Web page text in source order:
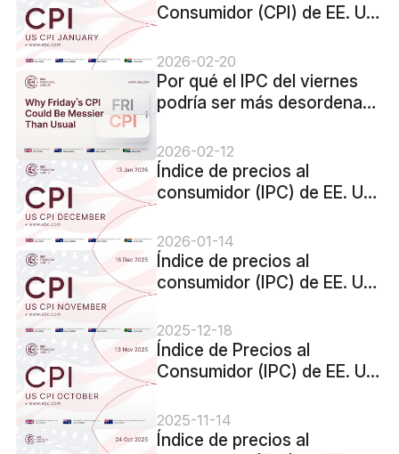
Consumidor (CPI) de EE. UU.
Anterior: 2.7% Previsión:
2.5%
2026-02-20
Por qué el IPC del viernes
podría ser más desordenado
2026-02-12
Índice de precios al
consumidor (IPC) de EE. UU.
Anterior: 2,7 % Pronóstico:
2,7 %
2026-01-14
Índice de precios al
consumidor (IPC) de EE. UU.
pronóstico: 3,1 %
2025-12-18
Índice de Precios al
Consumidor (IPC) de EE. UU.
Anterior: 3% Previsión: 3,1%
2025-11-14
Índice de precios al